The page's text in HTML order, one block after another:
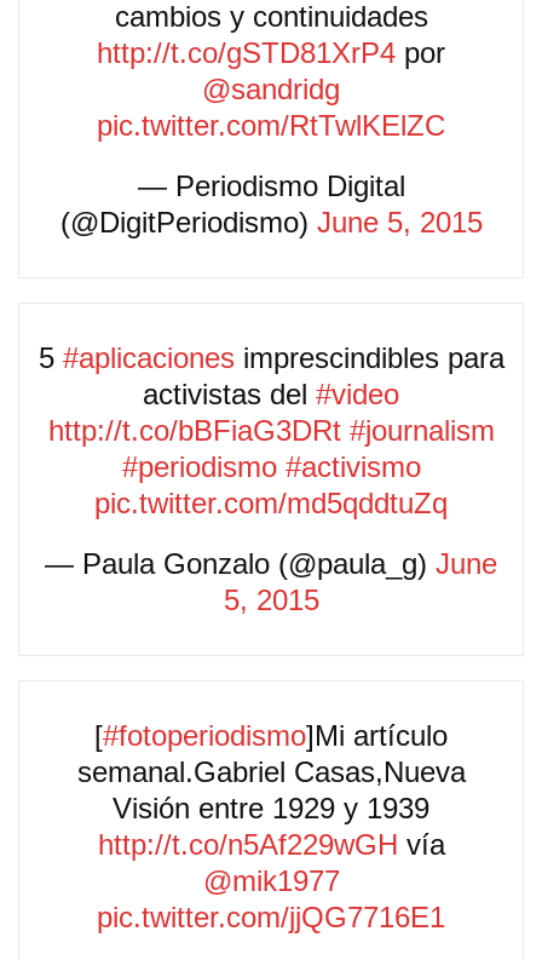
cambios y continuidades
http://t.co/gSTD81XrP4 por
@sandridg
pic.twitter.com/RtTwlKElZC
— Periodismo Digital
(@DigitPeriodismo) June 5, 2015
5 #aplicaciones imprescindibles para
activistas del #video
http://t.co/bBFiaG3DRt #journalism
#periodismo #activismo
pic.twitter.com/md5qddtuZq
— Paula Gonzalo (@paula_g) June
5, 2015
[#fotoperiodismo]Mi artículo
semanal.Gabriel Casas,Nueva
Visión entre 1929 y 1939
http://t.co/n5Af229wGH vía
@mik1977
pic.twitter.com/jjQG7716E1